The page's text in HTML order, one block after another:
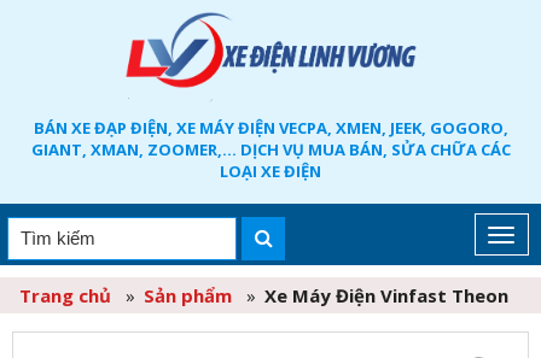
BÁN XE ĐẠP ĐIỆN, XE MÁY ĐIỆN VECPA, XMEN, JEEK, GOGORO,
GIANT, XMAN, ZOOMER,... DỊCH VỤ MUA BÁN, SỬA CHỮA CÁC
LOẠI XE ĐIỆN
Trang chủ » Sản phẩm » Xe Máy Điện Vinfast Theon